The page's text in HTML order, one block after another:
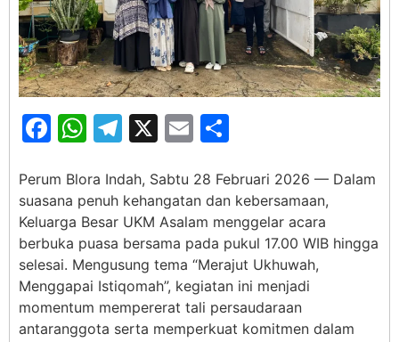
Facebook
WhatsApp
Telegram
X Email
Perum Blora Indah, Sabtu 28 Februari 2026 — Dalam
suasana penuh kehangatan dan kebersamaan,
Keluarga Besar UKM Asalam menggelar acara
berbuka puasa bersama pada pukul 17.00 WIB hingga
selesai. Mengusung tema “Merajut Ukhuwah,
Menggapai Istiqomah”, kegiatan ini menjadi
momentum mempererat tali persaudaraan
antaranggota serta memperkuat komitmen dalam